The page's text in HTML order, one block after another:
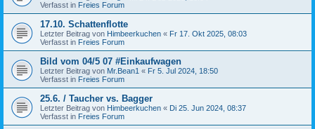
Verfasst in Freies Forum
17.10. Schattenflotte
Letzter Beitrag von Himbeerkuchen « Fr 17. Okt 2025, 08:03
Verfasst in Freies Forum
Bild vom 04/5 07 #Einkaufwagen
Letzter Beitrag von Mr.Bean1 « Fr 5. Jul 2024, 18:50
Verfasst in Freies Forum
25.6. / Taucher vs. Bagger
Letzter Beitrag von Himbeerkuchen « Di 25. Jun 2024, 08:37
Verfasst in Freies Forum